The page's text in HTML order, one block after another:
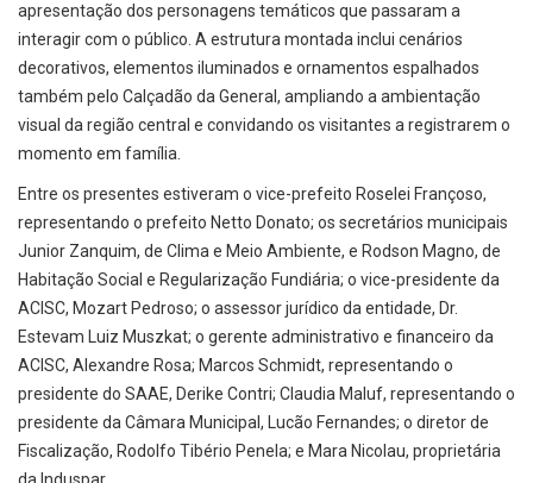
apresentação dos personagens temáticos que passaram a
interagir com o público. A estrutura montada inclui cenários
decorativos, elementos iluminados e ornamentos espalhados
também pelo Calçadão da General, ampliando a ambientação
visual da região central e convidando os visitantes a registrarem o
momento em família.
Entre os presentes estiveram o vice-prefeito Roselei Françoso,
representando o prefeito Netto Donato; os secretários municipais
Junior Zanquim, de Clima e Meio Ambiente, e Rodson Magno, de
Habitação Social e Regularização Fundiária; o vice-presidente da
ACISC, Mozart Pedroso; o assessor jurídico da entidade, Dr.
Estevam Luiz Muszkat; o gerente administrativo e financeiro da
ACISC, Alexandre Rosa; Marcos Schmidt, representando o
presidente do SAAE, Derike Contri; Claudia Maluf, representando o
presidente da Câmara Municipal, Lucão Fernandes; o diretor de
Fiscalização, Rodolfo Tibério Penela; e Mara Nicolau, proprietária